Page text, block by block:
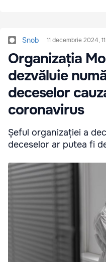
Snob 11 decembrie 2024,
Organizația
dezvăluie
deceselor
coronavirus
Șeful organizației a
deceselor ar putea fi